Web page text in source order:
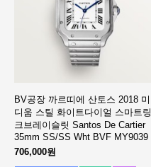
BV공장 까르띠에 산토스 2018 미
디움 스틸 화이트다이얼 스마트링
크브레이슬릿 Santos De Cartier
35mm SS/SS Wht BVF MY9039
706,000원